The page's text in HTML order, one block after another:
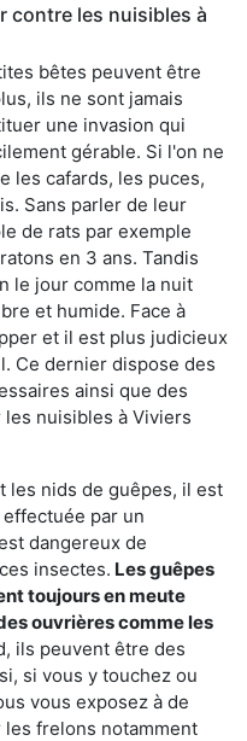
contre les nuisibles à
bêtes peuvent être
ils ne sont jamais
une invasion qui
gérable. Si l'on ne
les cafards, les puces,
Sans parler de leur
de rats par exemple
en 3 ans. Tandis
le jour comme la nuit
et humide. Face à
et il est plus judicieux
Ce dernier dispose des
ainsi que des
nuisibles à Viviers
les nids de guêpes, il est
par un
dangereux de
insectes. Les guêpes
toujours en meute
ouvrières comme les
ils peuvent être des
si vous y touchez ou
vous exposez à de
frelons notamment